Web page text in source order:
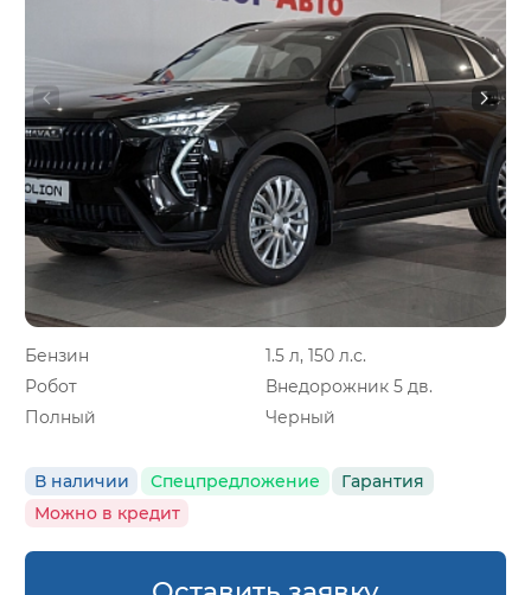
Бензин
1.5 л, 150 л.с.
Робот
Внедорожник 5 дв.
Полный
Черный
В наличии Спецпредложение
Гарантия
Можно в кредит